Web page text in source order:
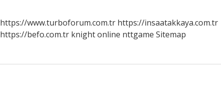
https://www.turboforum.com.tr https://insaatakkaya.com.tr
https://befo.com.tr knight online nttgame Sitemap